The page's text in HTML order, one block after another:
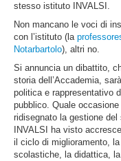
stesso istituto INVALSI.
Non mancano le voci di
con l’istituto (la
Notarbartolo), altri no.
Si annuncia un dibattito,
storia dell’Accademia,
politica e rappresentativo
pubblico. Quale
ridisegnato la gestione
INVALSI ha visto
il ciclo di miglioramento,
scolastiche, la didattica,